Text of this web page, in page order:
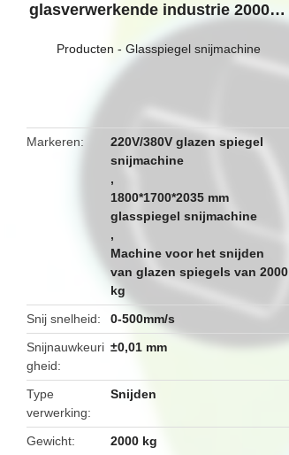
glasverwerkende industrie 2000kg
Capaciteit 220V/380V
Spanningssnijmachine Type
1800*1700*2035mm
Producten - Glasspiegel snijmachine
Markeren
220V/380V glazen spiegel
snijmachine
,
1800*1700*2035 mm
glasspiegel snijmachine
,
Machine voor het snijden
van glazen spiegels van 2000
kg
Snij snelheid
0-500mm/s
Snijnauwkeuri
gheid
±0,01 mm
Type
verwerking
Snijden
Gewicht 2000 kg